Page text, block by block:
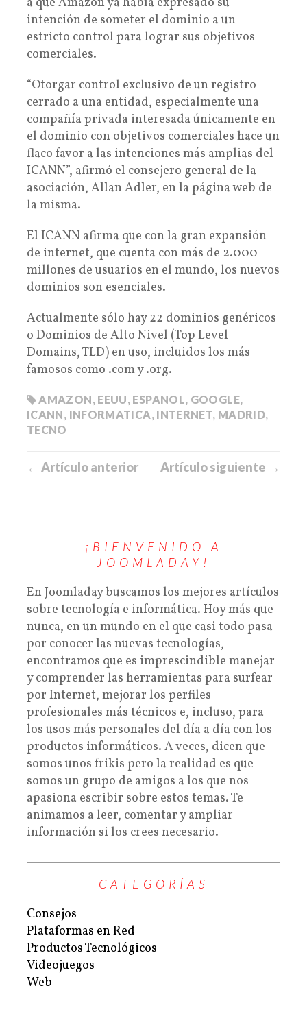
intención de someter el dominio a un
estricto control para lograr sus objetivos
comerciales.
“Otorgar control exclusivo de un registro
cerrado a una entidad, especialmente una
compañía privada interesada únicamente en
el dominio con objetivos comerciales hace un
flaco favor a las intenciones más amplias del
ICANN”, afirmó el consejero general de la
asociación, Allan Adler, en la página web de
la misma.
El ICANN afirma que con la gran expansión
de internet, que cuenta con más de 2.000
millones de usuarios en el mundo, los nuevos
dominios son esenciales.
Actualmente sólo hay 22 dominios genéricos
o Dominios de Alto Nivel (Top Level
Domains, TLD) en uso, incluidos los más
famosos como .com y .org.
AMAZON, EEUU, ESPANOL, GOOGLE,
ICANN, INFORMATICA, INTERNET, MADRID,
TECNO
← Artículo anterior Artículo siguiente →
¡BIENVENIDO A
JOOMLADAY!
En Joomladay buscamos los mejores artículos
sobre tecnología e informática. Hoy más que
nunca, en un mundo en el que casi todo pasa
por conocer las nuevas tecnologías,
encontramos que es imprescindible manejar
y comprender las herramientas para surfear
por Internet, mejorar los perfiles
profesionales más técnicos e, incluso, para
los usos más personales del día a día con los
productos informáticos. A veces, dicen que
somos unos frikis pero la realidad es que
somos un grupo de amigos a los que nos
apasiona escribir sobre estos temas. Te
animamos a leer, comentar y ampliar
información si los crees necesario.
CATEGORÍAS
Consejos
Plataformas en Red
Productos Tecnológicos
Videojuegos
Web